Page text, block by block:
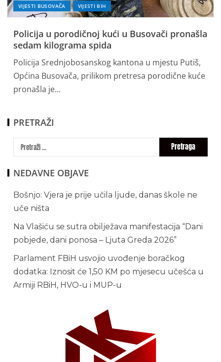
VIJESTI BUSOVAČA VIJESTI BIH
Policija u porodičnoj kući u Busovači pronašla
sedam kilograma spida
Policija Srednjobosanskog kantona u mjestu Putiš,
Općina Busovača, prilikom pretresa porodične kuće
pronašla je...
PRETRAŽI
NEDAVNE OBJAVE
Bošnjo: Vjera je prije učila ljude, danas škole ne
uče ništa
Na Vlašiću se sutra obilježava manifestacija “Dani
pobjede, dani ponosa – Ljuta Greda 2026”
Parlament FBiH usvojio uvođenje boračkog
dodatka: Iznosit će 1,50 KM po mjesecu učešća u
Armiji RBiH, HVO-u i MUP-u